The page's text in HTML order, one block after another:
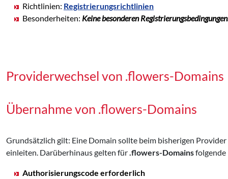
Richtlinien: Registrierungsrichtlinien
Besonderheiten: Keine besonderen
Providerwechsel von .flowers-Domains
Übernahme von .flowers-Domains
Grundsätzlich gilt: Eine Domain sollte beim bisherigen
einleiten. Darüberhinaus gelten für .flowers-Domainsfolgende
Authorisierungscode erforderlich